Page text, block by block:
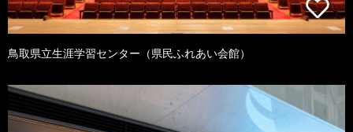
鳥取県立生涯学習センター（県民ふれあい会館）